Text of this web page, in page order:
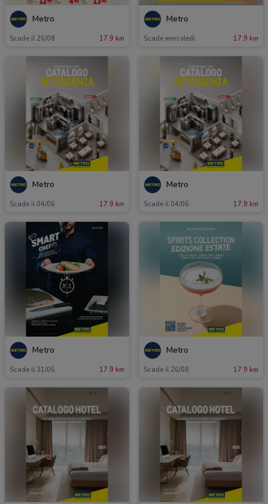
Metro
Scade il 26/08 17.9 km
Metro
Scade mercoledì 17.9 km
Metro
Scade il 04/06 17.9 km
Metro
Scade il 04/06 17.9 km
Metro
Scade il 31/05 17.9 km
Metro
Scade il 26/08 17.9 km